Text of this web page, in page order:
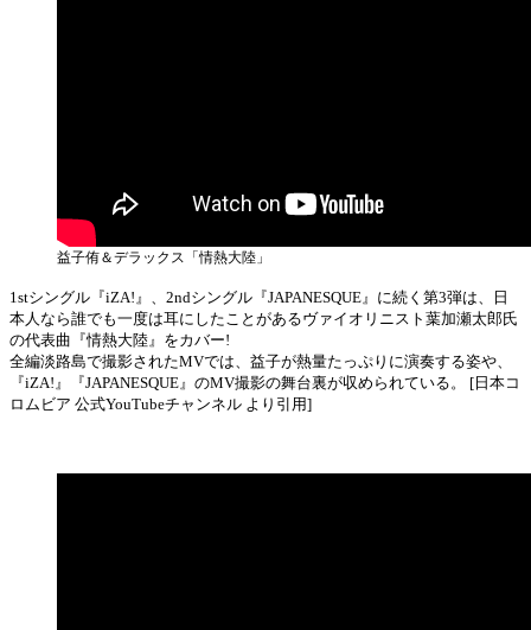
益子侑＆デラックス「情熱大陸」
1stシングル『iZA!』、2ndシングル『JAPANESQUE』に続く第3弾は、日
本人なら誰でも一度は耳にしたことがあるヴァイオリニスト葉加瀬太郎氏
の代表曲『情熱大陸』をカバー!
全編淡路島で撮影されたMVでは、益子が熱量たっぷりに演奏する姿や、
『iZA!』『JAPANESQUE』のMV撮影の舞台裏が収められている。 [日本コ
ロムビア 公式YouTubeチャンネル より引用]